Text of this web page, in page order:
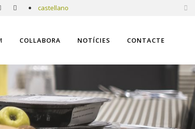
castellano
COL·LABORA NOTÍCIES CONTACTE